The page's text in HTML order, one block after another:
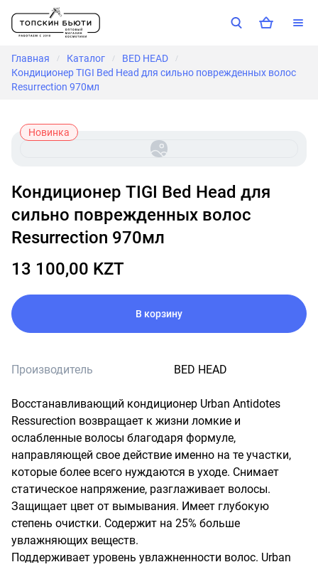
Главная / Каталог / BED HEAD /
Кондиционер TIGI Bed Head для сильно поврежденных волос
Resurrection 970мл
Новинка
Кондиционер TIGI Bed Head для
сильно поврежденных волос
Resurrection 970мл
13 100,00 KZT
В корзину
Производитель BED HEAD
Восстанавливающий кондиционер Urban Antidotes
Ressurection возвращает к жизни ломкие и
ослабленные волосы благодаря формуле,
направляющей свое действие именно на те участки,
которые более всего нуждаются в уходе. Снимает
статическое напряжение, разглаживает волосы.
Защищает цвет от вымывания. Имеет глубокую
степень очистки. Содержит на 25% больше
увлажняющих веществ.
Поддерживает уровень увлажненности волос. Urban